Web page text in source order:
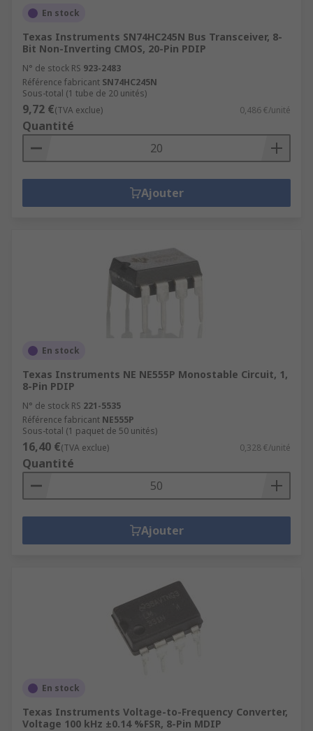
En stock
Texas Instruments SN74HC245N Bus Transceiver, 8-
Bit Non-Inverting CMOS, 20-Pin PDIP
N° de stock RS 923-2483
Référence fabricant SN74HC245N
Sous-total (1 tube de 20 unités)
9,72 €(TVA exclue) 0,486 €/unité
Quantité
Ajouter
En stock
Texas Instruments NE NE555P Monostable Circuit, 1,
8-Pin PDIP
N° de stock RS 221-5535
Référence fabricant NE555P
Sous-total (1 paquet de 50 unités)
16,40 €(TVA exclue) 0,328 €/unité
Quantité
Ajouter
En stock
Texas Instruments Voltage-to-Frequency Converter,
Voltage 100 kHz ±0.14 %FSR, 8-Pin MDIP